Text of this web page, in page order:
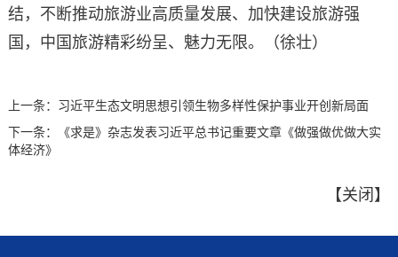
结，不断推动旅游业高质量发展、加快建设旅游强
国，中国旅游精彩纷呈、魅力无限。（徐壮）
上一条： 习近平生态文明思想引领生物多样性保护事业开创新局面
下一条：
《求是》杂志发表习近平总书记重要文章《做强做优做大实
体经济》
【关闭 】